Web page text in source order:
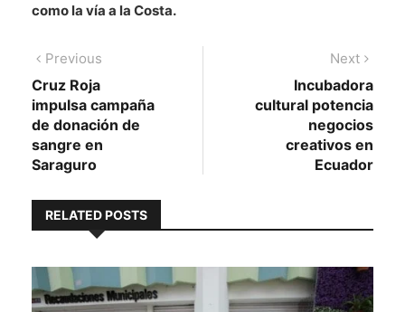
como la vía a la Costa.
Navegación
de
entradas
Previous
Cruz Roja
impulsa campaña
de donación de
sangre en
Saraguro
Next
post:
Incubadora
cultural potencia
negocios
creativos en
Ecuador
RELATED POSTS